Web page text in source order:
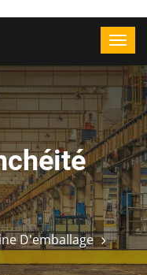
D'emballage